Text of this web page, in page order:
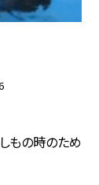
もの時のため